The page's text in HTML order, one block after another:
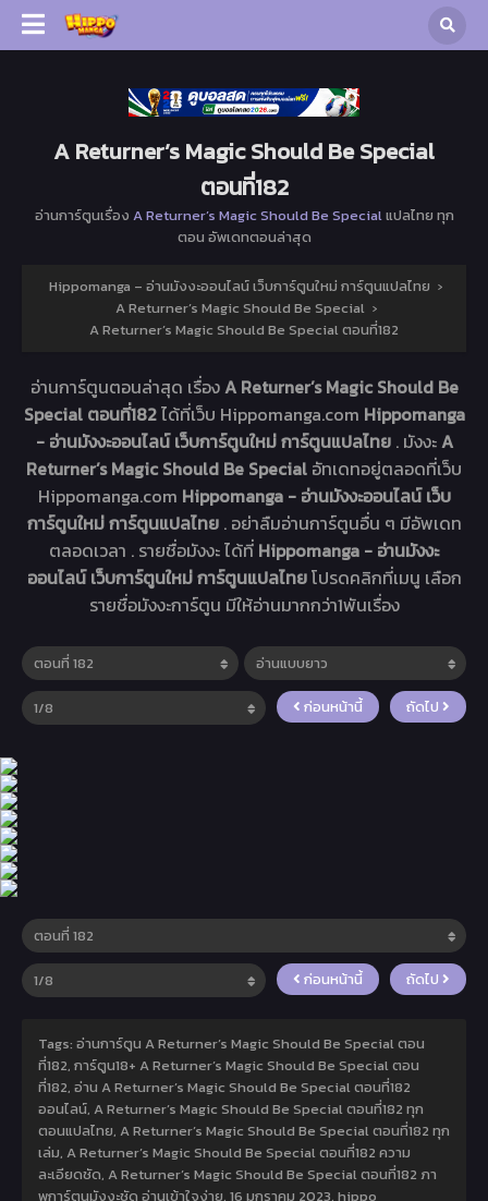
A Returner’s Magic Should Be Special
ตอนที่182
อ่านการ์ตูนเรื่อง A Returner’s Magic Should Be Specialแปลไทย ทุก
ตอน อัพเดทตอนล่าสุด
Hippomanga – อ่านมังงะออนไลน์ เว็บการ์ตูนใหม่ การ์ตูนแปลไทย ›
A Returner’s Magic Should Be Special ›
A Returner’s Magic Should Be Special ตอนที่182
อ่านการ์ตูนตอนล่าสุด เรื่องA Returner’s Magic Should Be
Special ตอนที่182ได้ที่เว็บ Hippomanga.com Hippomanga
- อ่านมังงะออนไลน์ เว็บการ์ตูนใหม่ การ์ตูนแปลไทย . มังงะA
Returner’s Magic Should Be Special อัทเดทอยู่ตลอดที่เว็บ
Hippomanga.com Hippomanga - อ่านมังงะออนไลน์ เว็บ
การ์ตูนใหม่ การ์ตูนแปลไทย . อย่าลืมอ่านการ์ตูนอื่น ๆ มีอัพเดท
ตลอดเวลา . รายชื่อมังงะ ได้ที่ Hippomanga - อ่านมังงะ
ออนไลน์ เว็บการ์ตูนใหม่ การ์ตูนแปลไทยโปรดคลิกที่เมนู เลือก
รายชื่อมังงะการ์ตูน มีให้อ่านมากกว่า1พันเรื่อง
ก่อนหน้านี้ ถัดไป
ก่อนหน้านี้ ถัดไป
Tags: อ่านการ์ตูน A Returner’s Magic Should Be Special ตอน
ที่182, การ์ตูน18+ A Returner’s Magic Should Be Special ตอน
ที่182, อ่าน A Returner’s Magic Should Be Special ตอนที่182
ออนไลน์, A Returner’s Magic Should Be Special ตอนที่182 ทุก
ตอนแปลไทย, A Returner’s Magic Should Be Special ตอนที่182 ทุก
เล่ม, A Returner’s Magic Should Be Special ตอนที่182 ความ
ละเอียดชัด, A Returner’s Magic Should Be Special ตอนที่182 ภา
พการ์ตูนมังงะชัด อ่านเข้าใจง่าย, 16 มกราคม 2023, hippo